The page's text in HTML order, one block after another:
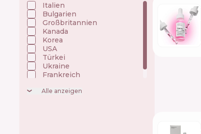
Italien 🇮🇹
Bulgarien 🇧🇬
Großbritannien 🇬🇧
Kanada 🇨🇦
Korea 🇰🇷
USA 🇺🇸
Türkei 🇹🇷
Ukraine 🇺🇦
Frankreich 🇫🇷
Alle anzeigen